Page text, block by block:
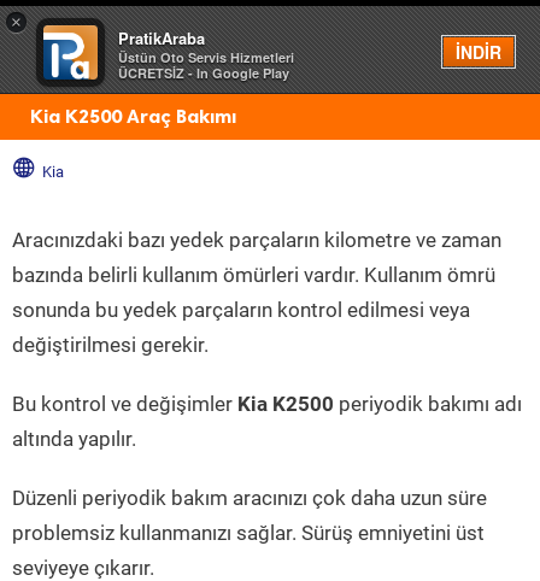
×
PratikAraba
Üstün Oto Servis Hizmetleri
ÜCRETSİZ - In Google Play
İNDİR
Menü
Kia K2500 Araç Bakımı
Kia
Aracınızdaki bazı yedek parçaların kilometre ve zaman
bazında belirli kullanım ömürleri vardır. Kullanım ömrü
sonunda bu yedek parçaların kontrol edilmesi veya
değiştirilmesi gerekir.
Bu kontrol ve değişimler Kia K2500 periyodik bakımı adı
altında yapılır.
Düzenli periyodik bakım aracınızı çok daha uzun süre
problemsiz kullanmanızı sağlar. Sürüş emniyetini üst
seviyeye çıkarır.